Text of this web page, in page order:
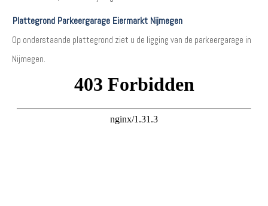
Plattegrond Parkeergarage Eiermarkt Nijmegen
Op onderstaande plattegrond ziet u de ligging van de parkeergarage in
Nijmegen.